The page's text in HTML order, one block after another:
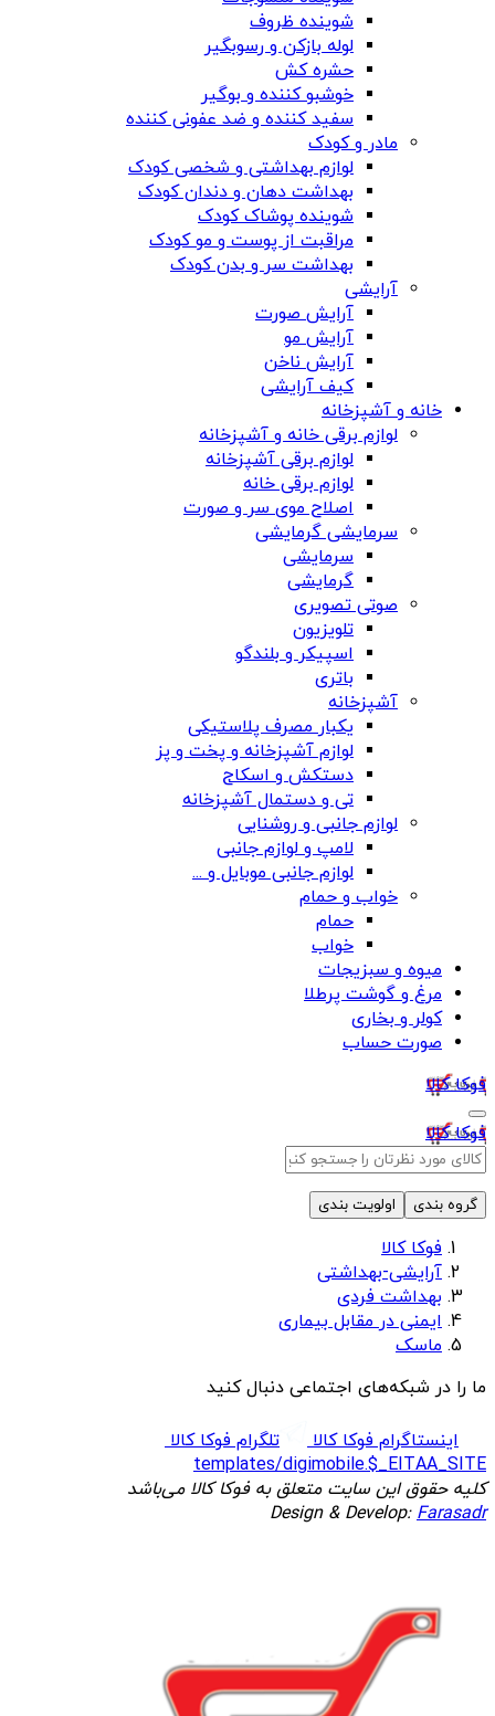
شوینده ظروف
لوله بازکن و رسوبگیر
حشره کش
خوشبو کننده و بوگیر
سفید کننده و ضد عفونی کننده
مادر و کودک
لوازم بهداشتی و شخصی کودک
بهداشت دهان و دندان کودک
شوینده پوشاک کودک
مراقبت از پوست و مو کودک
بهداشت سر و بدن کودک
آرایشی
آرایش صورت
آرایش مو
آرایش ناخن
کیف آرایشی
خانه و آشپزخانه
لوازم برقی خانه و آشپزخانه
لوازم برقی آشپزخانه
لوازم برقی خانه
اصلاح موی سر و صورت
سرمایشی گرمایشی
سرمایشی
گرمایشی
صوتی تصویری
تلویزیون
اسپیکر و بلندگو
باتری
آشپزخانه
یکبار مصرف پلاستیکی
لوازم آشپزخانه و پخت و پز
دستکش و اسکاج
تی و دستمال آشپزخانه
لوازم جانبی و روشنایی
لامپ و لوازم جانبی
لوازم جانبی موبایل و ...
خواب و حمام
حمام
خواب
میوه و سبزیجات
مرغ و گوشت پرطلا
کولر و بخاری
صورت حساب
فوکا کالا
فوکا کالا
گروه بندی اولویت بندی
فوکا کالا
آرایشی-بهداشتی
بهداشت فردی
ایمنی در مقابل بیماری
ماسک
ما را در شبکه‌های اجتماعی دنبال کنید
اینستاگرام فوکا کالا
تلگرام فوکا کالا
templates/digimobile.$_EITAA_SITE
کلیه حقوق این سایت متعلق به فوکا کالا می‌باشد
Design & Develop:Farasadr